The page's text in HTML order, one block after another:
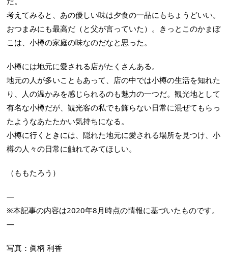
考えてみると、あの優しい味は夕食の一品にもちょうどいい。
おつまみにも最高だ（と父が言っていた）。きっとこのかまぼ
こは、小樽の家庭の味なのだなと思った。
小樽には地元に愛される店がたくさんある。
地元の人が多いこともあって、店の中では小樽の生活を知れた
り、人の温かみを感じられるのも魅力の一つだ。観光地として
有名な小樽だが、観光客の私でも飾らない日常に混ぜてもらっ
たようなあたたかい気持ちになる。
小樽に行くときには、隠れた地元に愛される場所を見つけ、小
樽の人々の日常に触れてみてほしい。
（ももたろう）
—
※本記事の内容は2020年8月時点の情報に基づいたものです。
—
写真：眞柄 利香